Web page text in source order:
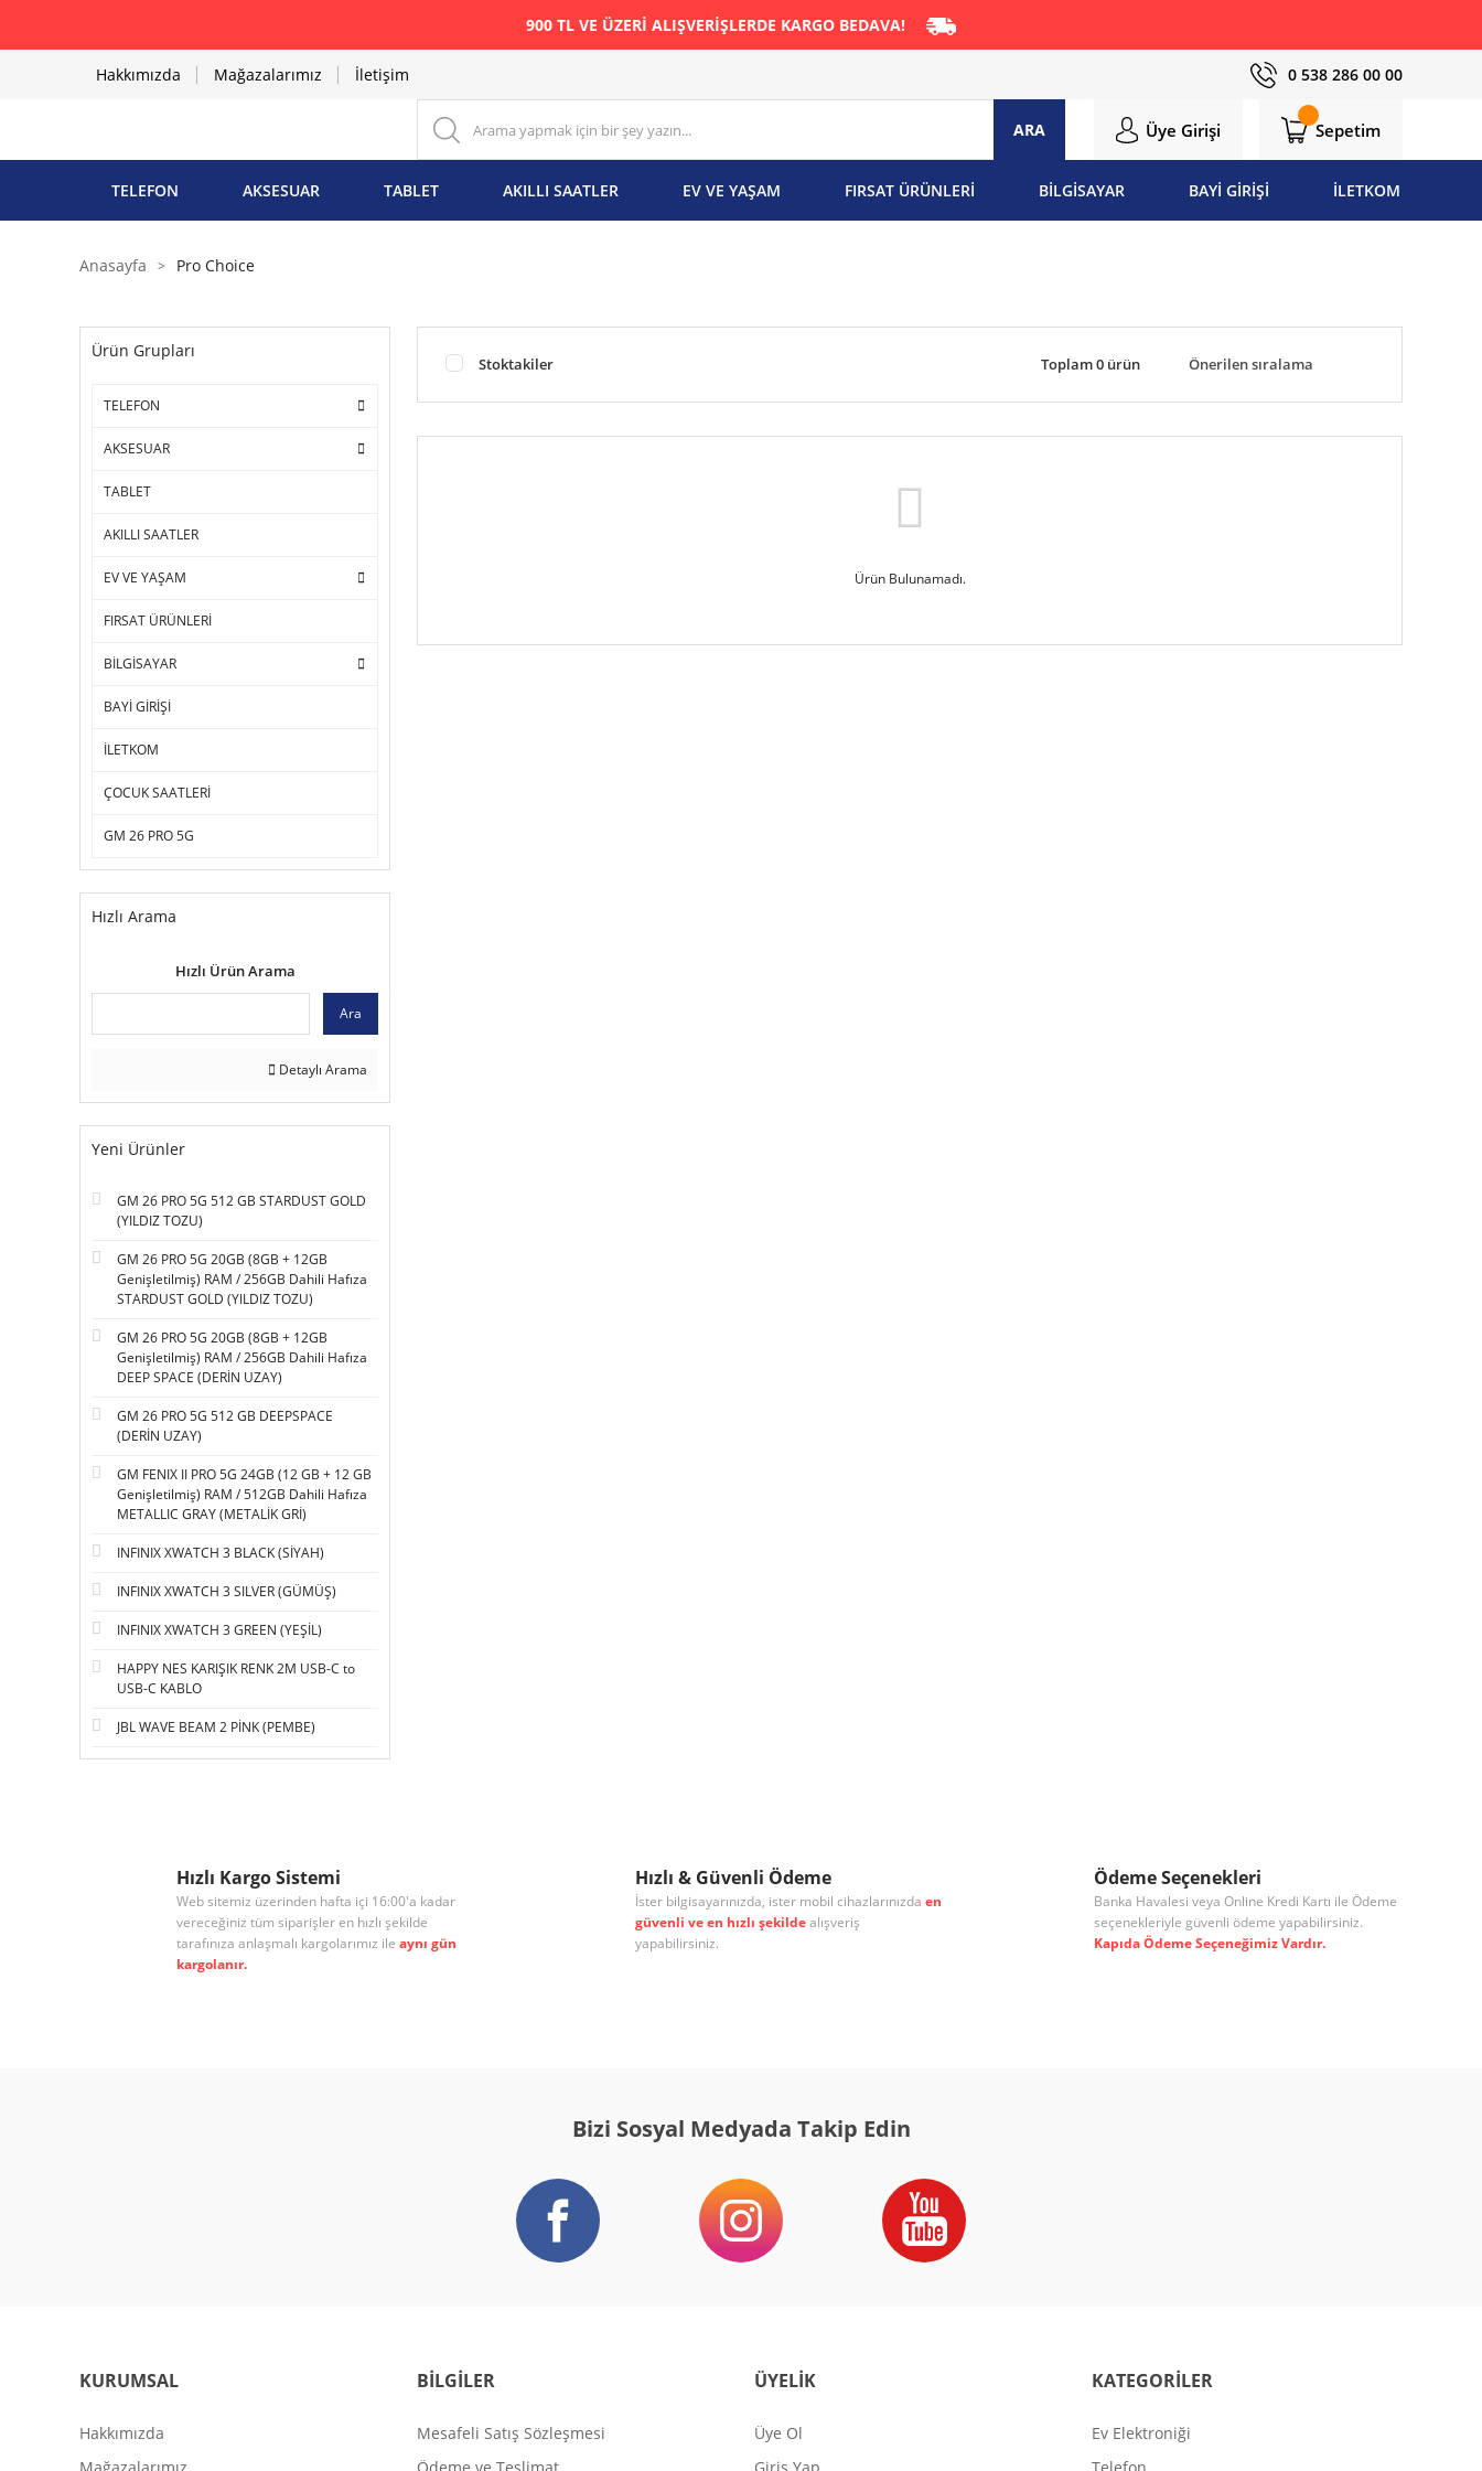
900 TL VE ÜZERİ ALIŞVERİŞLERDE KARGO BEDAVA!
Hakkımızda Mağazalarımız İletişim 0 538 286 00 00
ARA Üye Girişi Sepetim
TELEFON AKSESUAR TABLET AKILLI SAATLER EV VE YAŞAM FIRSAT ÜRÜNLERİ BİLGİSAYAR BAYİ GİRİŞİ İLETKOM
Anasayfa Pro Choice
Ürün Grupları
TELEFON
AKSESUAR
TABLET
AKILLI SAATLER
EV VE YAŞAM
FIRSAT ÜRÜNLERİ
BİLGİSAYAR
BAYİ GİRİŞİ
İLETKOM
ÇOCUK SAATLERİ
GM 26 PRO 5G
Hızlı Arama
Hızlı Ürün Arama
Ara
Detaylı Arama
Yeni Ürünler
GM 26 PRO 5G 512 GB STARDUST GOLD
(YILDIZ TOZU)
GM 26 PRO 5G 20GB (8GB + 12GB
Genişletilmiş) RAM / 256GB Dahili Hafıza
STARDUST GOLD (YILDIZ TOZU)
GM 26 PRO 5G 20GB (8GB + 12GB
Genişletilmiş) RAM / 256GB Dahili Hafıza
DEEP SPACE (DERİN UZAY)
GM 26 PRO 5G 512 GB DEEPSPACE
(DERİN UZAY)
GM FENIX II PRO 5G 24GB (12 GB + 12 GB
Genişletilmiş) RAM / 512GB Dahili Hafıza
METALLIC GRAY (METALİK GRİ)
INFINIX XWATCH 3 BLACK (SİYAH)
INFINIX XWATCH 3 SILVER (GÜMÜŞ)
INFINIX XWATCH 3 GREEN (YEŞİL)
HAPPY NES KARIŞIK RENK 2M USB-C to
USB-C KABLO
JBL WAVE BEAM 2 PİNK (PEMBE)
Stoktakiler Toplam 0 ürün
Ürün Bulunamadı.
Hızlı Kargo Sistemi
Web sitemiz üzerinden hafta içi 16:00'a kadar
vereceğiniz tüm siparişler en hızlı şekilde
tarafınıza anlaşmalı kargolarımız ile aynı gün
kargolanır.
Hızlı & Güvenli Ödeme
İster bilgisayarınızda, ister mobil cihazlarınızda en
güvenli ve en hızlı şekildealışveriş
yapabilirsiniz.
Ödeme Seçenekleri
Banka Havalesi veya Online Kredi Kartı ile Ödeme
seçenekleriyle güvenli ödeme yapabilirsiniz.
Kapıda Ödeme Seçeneğimiz Vardır.
Bizi Sosyal Medyada Takip Edin
KURUMSAL
Hakkımızda
BİLGİLER
Mesafeli Satış Sözleşmesi
ÜYELİK
Üye Ol
KATEGORİLER
Ev Elektroniği